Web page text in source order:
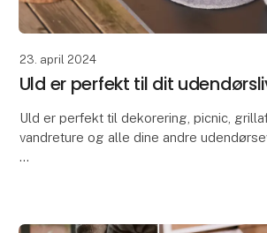
23. april 2024
Uld er perfekt til dit
Uld er perfekt til dekorering, picnic,
vandreture og alle dine andre